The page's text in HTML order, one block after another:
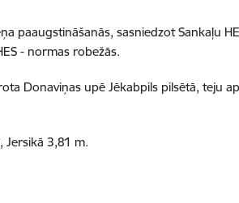
paaugstināšanās, sasniedzot Sankaļu
- normas robežās.
Donaviņas upē Jēkabpils pilsētā, teju
Jersikā 3,81 m.